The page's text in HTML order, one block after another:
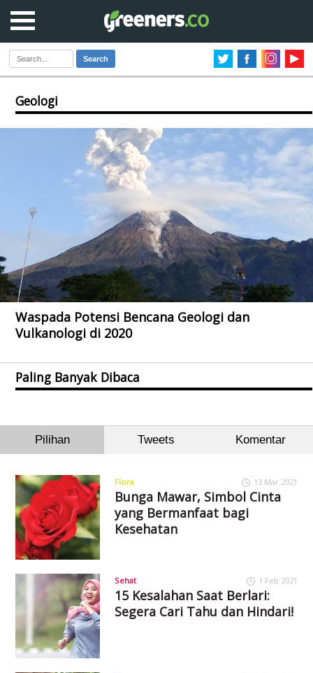
Search
Geologi
Waspada Potensi Bencana Geologi dan
Vulkanologi di 2020
Paling Banyak Dibaca
Pilihan Tweets Komentar
Flora 13 Mar 2021
Bunga Mawar, Simbol Cinta
yang Bermanfaat bagi
Kesehatan
Sehat 1 Feb 2021
15 Kesalahan Saat Berlari:
Segera Cari Tahu dan Hindari!